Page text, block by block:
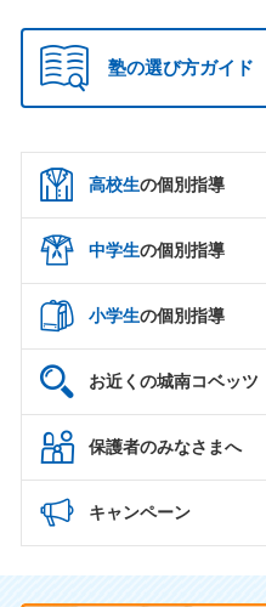
塾の選び方ガイド
高校生の個別指導
中学生の個別指導
小学生の個別指導
お近くの城南コベッツ
保護者のみなさまへ
キャンペーン